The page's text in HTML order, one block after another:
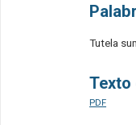
Tutela
Texto
PDF